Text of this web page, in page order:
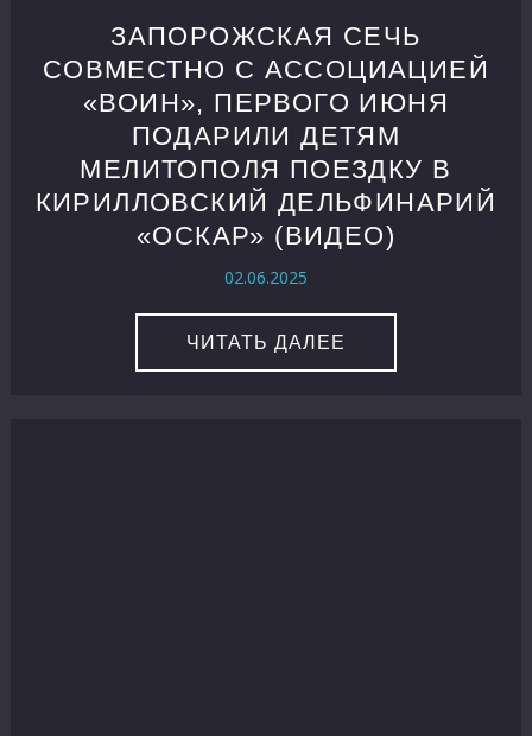
ЗАПОРОЖСКАЯ СЕЧЬ
СОВМЕСТНО С АССОЦИАЦИЕЙ
«ВОИН», ПЕРВОГО ИЮНЯ
ПОДАРИЛИ ДЕТЯМ
МЕЛИТОПОЛЯ ПОЕЗДКУ В
КИРИЛЛОВСКИЙ ДЕЛЬФИНАРИЙ
«ОСКАР» (ВИДЕО)
02.06.2025
ЧИТАТЬ ДАЛЕЕ